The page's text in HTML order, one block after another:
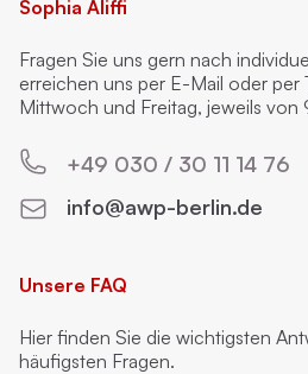
Sophia Aliffi
Fragen Sie uns gern nach
erreichen uns per E-Mail oder per
Mittwoch und Freitag, jeweils von
+49 030 / 30 11 14 76
info@awp-berlin.de
Unsere FAQ
Hier finden Sie die wichtigsten
häufigsten Fragen.